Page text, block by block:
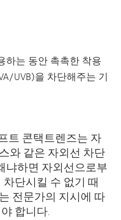
하는 동안 촉촉한 착용
UVB)을 차단해주는 기
트 콘택트렌즈는 자
와 같은 자외선 차단
냐하면 자외선으로부
단시킬 수 없기 때
전문가의 지시에 따
합니다.